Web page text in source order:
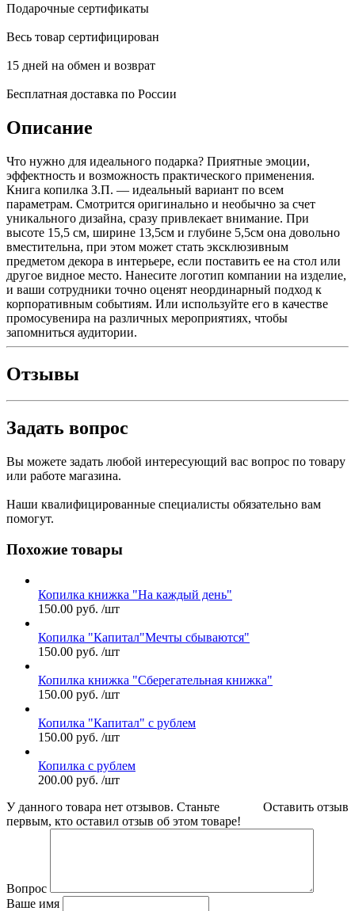
Подарочные сертификаты
Весь товар сертифицирован
15 дней на обмен и возврат
Бесплатная доставка по России
Описание
Что нужно для идеального подарка? Приятные эмоции,
эффектность и возможность практического применения.
Книга копилка З.П. — идеальный вариант по всем
параметрам. Смотрится оригинально и необычно за счет
уникального дизайна, сразу привлекает внимание. При
высоте 15,5 см, ширине 13,5см и глубине 5,5см она довольно
вместительна, при этом может стать эксклюзивным
предметом декора в интерьере, если поставить ее на стол или
другое видное место. Нанесите логотип компании на изделие,
и ваши сотрудники точно оценят неординарный подход к
корпоративным событиям. Или используйте его в качестве
промосувенира на различных мероприятиях, чтобы
запомниться аудитории.
Отзывы
Задать вопрос
Вы можете задать любой интересующий вас вопрос по товару
или работе магазина.
Наши квалифицированные специалисты обязательно вам
помогут.
Похожие товары
Копилка книжка "На каждый день"
150.00 руб. /шт
Копилка "Капитал"Мечты сбываются"
150.00 руб. /шт
Копилка книжка "Сберегательная книжка"
150.00 руб. /шт
Копилка "Капитал" с рублем
150.00 руб. /шт
Копилка с рублем
200.00 руб. /шт
Оставить отзыв
У данного товара нет отзывов. Станьте
первым, кто оставил отзыв об этом товаре!
Вопрос
Ваше имя